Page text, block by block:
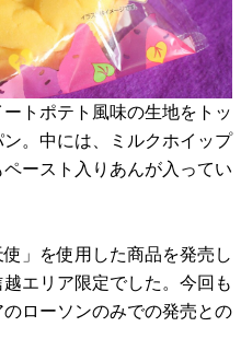
トポテト風味の生地をトッ
。中には、ミルクホイップ
ースト入りあんが入ってい
」を使用した商品を発売し
エリア限定でした。今回も
ローソンのみでの発売との